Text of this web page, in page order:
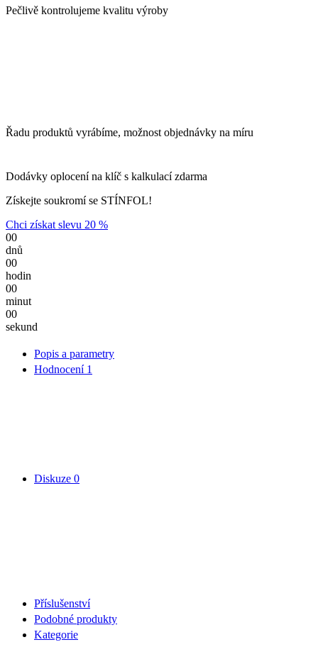
Pečlivě kontrolujeme kvalitu výroby
Řadu produktů vyrábíme, možnost objednávky na míru
Dodávky oplocení na klíč s kalkulací zdarma
Získejte soukromí se STÍNFOL!
Chci získat slevu 20 %
00
dnů
00
hodin
00
minut
00
sekund
Popis a parametry
Hodnocení 1
Diskuze 0
Příslušenství
Podobné produkty
Kategorie